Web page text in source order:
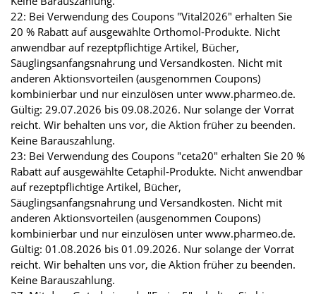
22: Bei Verwendung des Coupons "Vital2026" erhalten Sie
20 % Rabatt auf ausgewählte Orthomol-Produkte. Nicht
anwendbar auf rezeptpflichtige Artikel, Bücher,
Säuglingsanfangsnahrung und Versandkosten. Nicht mit
anderen Aktionsvorteilen (ausgenommen Coupons)
kombinierbar und nur einzulösen unter www.pharmeo.de.
Gültig: 29.07.2026 bis 09.08.2026. Nur solange der Vorrat
reicht. Wir behalten uns vor, die Aktion früher zu beenden.
Keine Barauszahlung.
23: Bei Verwendung des Coupons "ceta20" erhalten Sie 20 %
Rabatt auf ausgewählte Cetaphil-Produkte. Nicht anwendbar
auf rezeptpflichtige Artikel, Bücher,
Säuglingsanfangsnahrung und Versandkosten. Nicht mit
anderen Aktionsvorteilen (ausgenommen Coupons)
kombinierbar und nur einzulösen unter www.pharmeo.de.
Gültig: 01.08.2026 bis 01.09.2026. Nur solange der Vorrat
reicht. Wir behalten uns vor, die Aktion früher zu beenden.
Keine Barauszahlung.